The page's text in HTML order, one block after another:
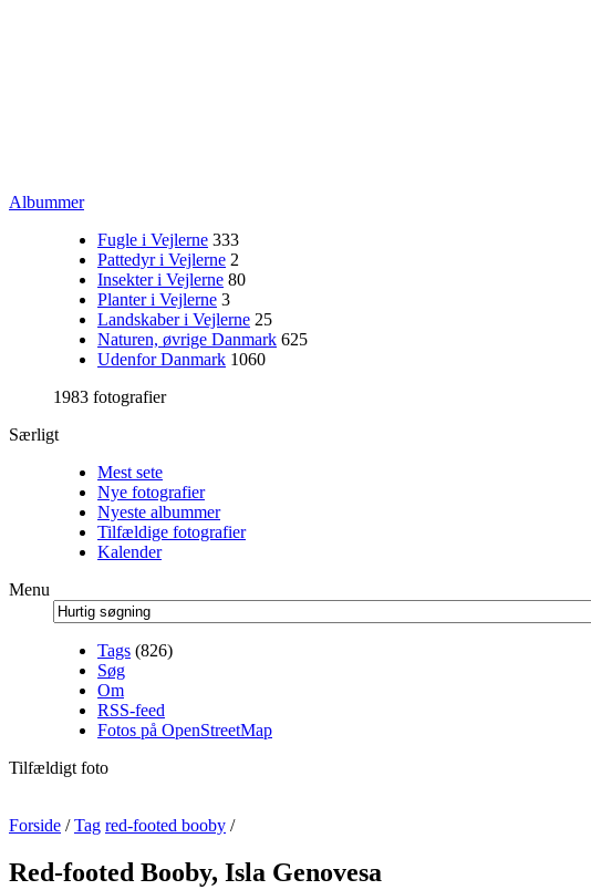
Albummer
Fugle i Vejlerne 333
Pattedyr i Vejlerne 2
Insekter i Vejlerne 80
Planter i Vejlerne 3
Landskaber i Vejlerne 25
Naturen, øvrige Danmark 625
Udenfor Danmark 1060
1983 fotografier
Særligt
Mest sete
Nye fotografier
Nyeste albummer
Tilfældige fotografier
Kalender
Menu
Tags (826)
Søg
Om
RSS-feed
Fotos på OpenStreetMap
Tilfældigt foto
Forside /Tag red-footed booby /
Red-footed Booby, Isla Genovesa